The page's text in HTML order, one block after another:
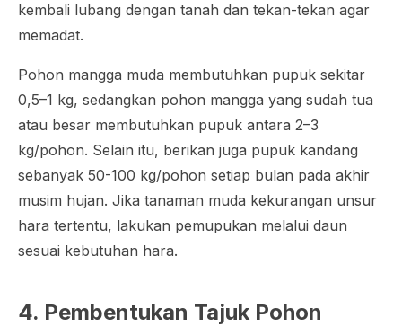
kembali lubang dengan tanah dan tekan-tekan agar
memadat.
Pohon mangga muda membutuhkan pupuk sekitar
0,5–1 kg, sedangkan pohon mangga yang sudah tua
atau besar membutuhkan pupuk antara 2–3
kg/pohon. Selain itu, berikan juga pupuk kandang
sebanyak 50-100 kg/pohon setiap bulan pada akhir
musim hujan. Jika tanaman muda kekurangan unsur
hara tertentu, lakukan pemupukan melalui daun
sesuai kebutuhan hara.
4. Pembentukan Tajuk Pohon